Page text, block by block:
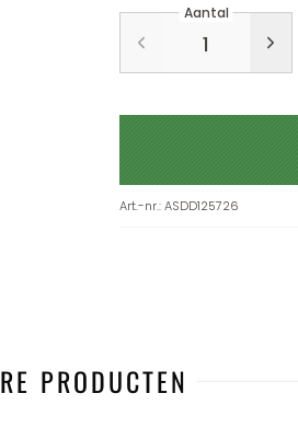
Aantal
Art.-nr.:ASDD125726
PRODUCTEN